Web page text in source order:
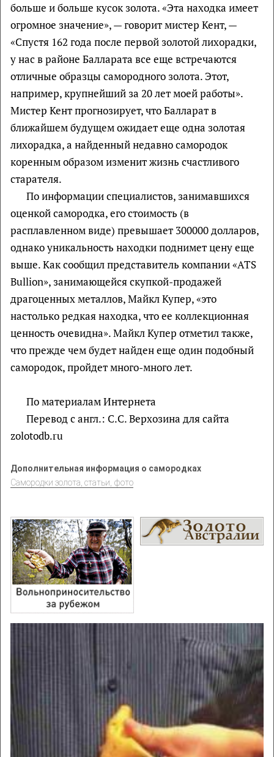
больше и больше кусок золота. «Эта находка имеет
огромное значение», — говорит мистер Кент, —
«Спустя 162 года после первой золотой лихорадки,
у нас в районе Балларата все еще встречаются
отличные образцы самородного золота. Этот,
например, крупнейший за 20 лет моей работы».
Мистер Кент прогнозирует, что Балларат в
ближайшем будущем ожидает еще одна золотая
лихорадка, а найденный недавно самородок
коренным образом изменит жизнь счастливого
старателя.
По информации специалистов, занимавшихся
оценкой самородка, его стоимость (в
расплавленном виде) превышает 300000 долларов,
однако уникальность находки поднимет цену еще
выше. Как сообщил представитель компании «ATS
Bullion», занимающейся скупкой-продажей
драгоценных металлов, Майкл Купер, «это
настолько редкая находка, что ее коллекционная
ценность очевидна». Майкл Купер отметил также,
что прежде чем будет найден еще один подобный
самородок, пройдет много-много лет.
По материалам Интернета
Перевод с англ.: С.С. Верхозина для сайта
zolotodb.ru
Дополнительная информация о самородках
Самородки золота, статьи, фото